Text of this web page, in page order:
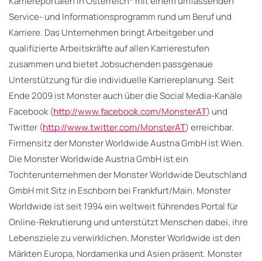
Service- und Informationsprogramm rund um Beruf und
Karriere. Das Unternehmen bringt Arbeitgeber und
qualifizierte Arbeitskräfte auf allen Karrierestufen
zusammen und bietet Jobsuchenden passgenaue
Unterstützung für die individuelle Karriereplanung. Seit
Ende 2009 ist Monster auch über die Social Media-Kanäle
Facebook (http://www.facebook.com/MonsterAT) und
Twitter (http://www.twitter.com/MonsterAT) erreichbar.
Firmensitz der Monster Worldwide Austria GmbH ist Wien.
Die Monster Worldwide Austria GmbH ist ein
Tochterunternehmen der Monster Worldwide Deutschland
GmbH mit Sitz in Eschborn bei Frankfurt/Main. Monster
Worldwide ist seit 1994 ein weltweit führendes Portal für
Online-Rekrutierung und unterstützt Menschen dabei, ihre
Lebensziele zu verwirklichen. Monster Worldwide ist den
Märkten Europa, Nordamerika und Asien präsent. Monster